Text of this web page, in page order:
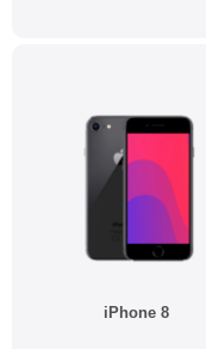
iPhone 8